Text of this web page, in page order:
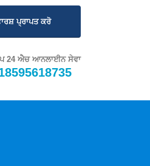
ਪ੍ਰਾਪਤ ਕਰੋ
24 ਐਚ ਆਨਲਾਈਨ ਸੇਵਾ